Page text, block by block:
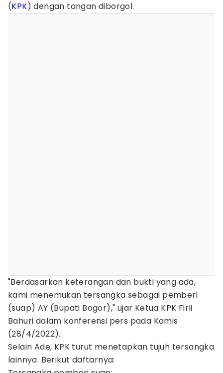
(KPK) dengan tangan diborgol.
"Berdasarkan keterangan dan bukti yang ada,
kami menemukan tersangka sebagai pemberi
(suap) AY (Bupati Bogor)," ujar Ketua KPK Firli
Bahuri dalam konferensi pers pada Kamis
(28/4/2022).
Selain Ade, KPK turut menetapkan tujuh tersangka
lainnya. Berikut daftarnya: